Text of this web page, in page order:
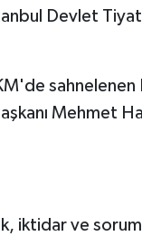
Devlet
sahnelenen
Mehmet
iktidar ve